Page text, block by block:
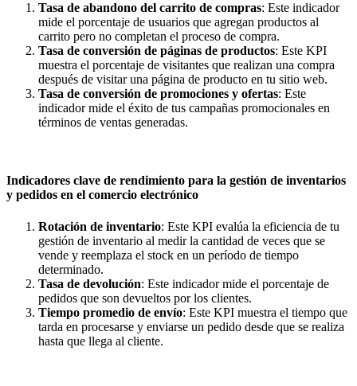
Tasa de abandono del carrito de compras: Este indicador
mide el porcentaje de usuarios que agregan productos al
carrito pero no completan el proceso de compra.
Tasa de conversión de páginas de productos: Este KPI
muestra el porcentaje de visitantes que realizan una compra
después de visitar una página de producto en tu sitio web.
Tasa de conversión de promociones y ofertas: Este
indicador mide el éxito de tus campañas promocionales en
términos de ventas generadas.
Indicadores clave de rendimiento para la gestión de inventarios
y pedidos en el comercio electrónico
Rotación de inventario: Este KPI evalúa la eficiencia de tu
gestión de inventario al medir la cantidad de veces que se
vende y reemplaza el stock en un período de tiempo
determinado.
Tasa de devolución: Este indicador mide el porcentaje de
pedidos que son devueltos por los clientes.
Tiempo promedio de envío: Este KPI muestra el tiempo que
tarda en procesarse y enviarse un pedido desde que se realiza
hasta que llega al cliente.